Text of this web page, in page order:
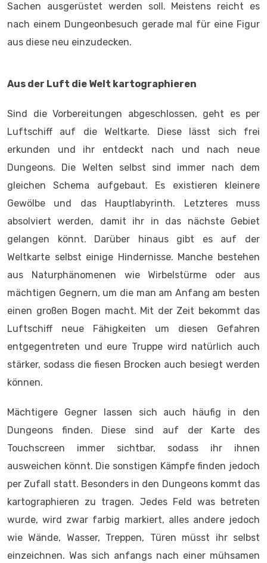
Sachen ausgerüstet werden soll. Meistens reicht es
nach einem Dungeonbesuch gerade mal für eine Figur
aus diese neu einzudecken.
Aus der Luft die Welt kartographieren
Sind die Vorbereitungen abgeschlossen, geht es per
Luftschiff auf die Weltkarte. Diese lässt sich frei
erkunden und ihr entdeckt nach und nach neue
Dungeons. Die Welten selbst sind immer nach dem
gleichen Schema aufgebaut. Es existieren kleinere
Gewölbe und das Hauptlabyrinth. Letzteres muss
absolviert werden, damit ihr in das nächste Gebiet
gelangen könnt. Darüber hinaus gibt es auf der
Weltkarte selbst einige Hindernisse. Manche bestehen
aus Naturphänomenen wie Wirbelstürme oder aus
mächtigen Gegnern, um die man am Anfang am besten
einen großen Bogen macht. Mit der Zeit bekommt das
Luftschiff neue Fähigkeiten um diesen Gefahren
entgegentreten und eure Truppe wird natürlich auch
stärker, sodass die fiesen Brocken auch besiegt werden
können.
Mächtigere Gegner lassen sich auch häufig in den
Dungeons finden. Diese sind auf der Karte des
Touchscreen immer sichtbar, sodass ihr ihnen
ausweichen könnt. Die sonstigen Kämpfe finden jedoch
per Zufall statt. Besonders in den Dungeons kommt das
kartographieren zu tragen. Jedes Feld was betreten
wurde, wird zwar farbig markiert, alles andere jedoch
wie Wände, Wasser, Treppen, Türen müsst ihr selbst
einzeichnen. Was sich anfangs nach einer mühsamen